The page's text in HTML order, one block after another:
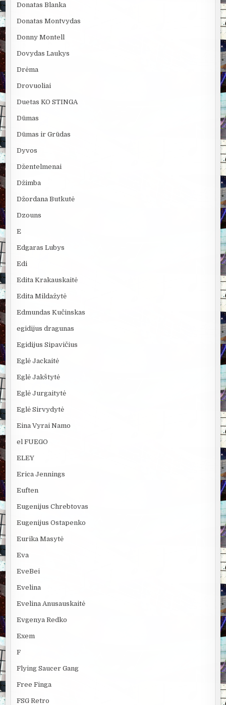
Donatas Blanka
Donatas Montvydas
Donny Montell
Dovydas Laukys
Drėma
Drovuoliai
Duetas KO STINGA
Dūmas
Dūmas ir Grūdas
Dyvos
Džentelmenai
Džimba
Džordana Butkutė
Dzouns
E
Edgaras Lubys
Edi
Edita Krakauskaitė
Edita Mildažytė
Edmundas Kučinskas
egidijus dragunas
Egidijus Sipavičius
Eglė Jackaitė
Eglė Jakštytė
Eglė Jurgaitytė
Eglė Sirvydytė
Eina Vyrai Namo
el FUEGO
ELEY
Erica Jennings
Euften
Eugenijus Chrebtovas
Eugenijus Ostapenko
Eurika Masytė
Eva
EveBei
Evelina
Evelina Anusauskaitė
Evgenya Redko
Exem
F
Flying Saucer Gang
Free Finga
FSG Retro